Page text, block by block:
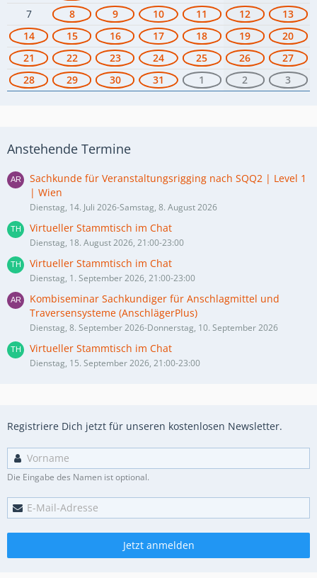
7
8 9 10 11 12
13
14
15 16 17 18 19
20
21
22 23 24 25 26
27
28
29 30 31 1 2 3
Anstehende Termine
Sachkunde für Veranstaltungsrigging nach SQQ2 | Level 1
| Wien
Dienstag, 14. Juli 2026-Samstag, 8. August 2026
Virtueller Stammtisch im Chat
Dienstag, 18. August 2026, 21:00-23:00
Virtueller Stammtisch im Chat
Dienstag, 1. September 2026, 21:00-23:00
Kombiseminar Sachkundiger für Anschlagmittel und
Traversensysteme (AnschlägerPlus)
Dienstag, 8. September 2026-Donnerstag, 10. September 2026
Virtueller Stammtisch im Chat
Dienstag, 15. September 2026, 21:00-23:00
Registriere Dich jetzt für unseren kostenlosen Newsletter.
Die Eingabe des Namen ist optional.
Jetzt anmelden